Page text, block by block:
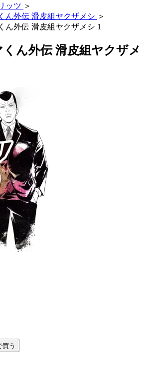
ッツ ＞
ん外伝 滑皮組ヤクザメシ ＞
ん外伝 滑皮組ヤクザメシ 1
ん外伝 滑皮組ヤクザメ
買う